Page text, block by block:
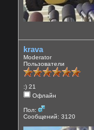
krava
Moderator
Пользователи
:) 21
Офлайн
Пол:
Сообщений: 3120